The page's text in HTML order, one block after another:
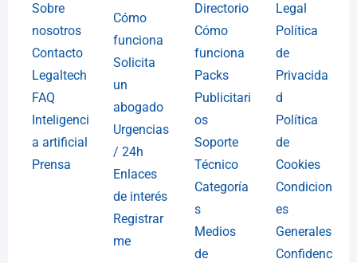
Sobre
nosotros
Contacto
Legaltech
FAQ
Inteligenci
a artificial
Prensa
Cómo
funciona
Solicita
un
abogado
Urgencias
/ 24h
Enlaces
de interés
Registrar
me
Directorio
Cómo
funciona
Packs
Publicitari
os
Soporte
Técnico
Categoría
s
Medios
de
Legal
Política
de
Privacida
d
Política
de
Cookies
Condicion
es
Generales
Confidenc